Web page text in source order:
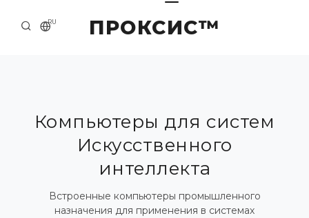
ПРОКСИС™
RU
О КОМПАНИИ
ПРИМЕРЫ И РЕШЕНИЯ
КАТАЛОГ ПРОДУКЦИИ
ПРЕСС-ЦЕНТР
Компьютеры для систем
Искусственного
интеллекта
Встроенные компьютеры промышленного
назначения для применения в системах